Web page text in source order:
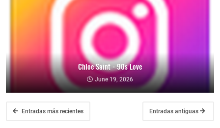
Chloe Saint - 90s Love
June 19, 2026
Entradas más recientes Entradas antiguas